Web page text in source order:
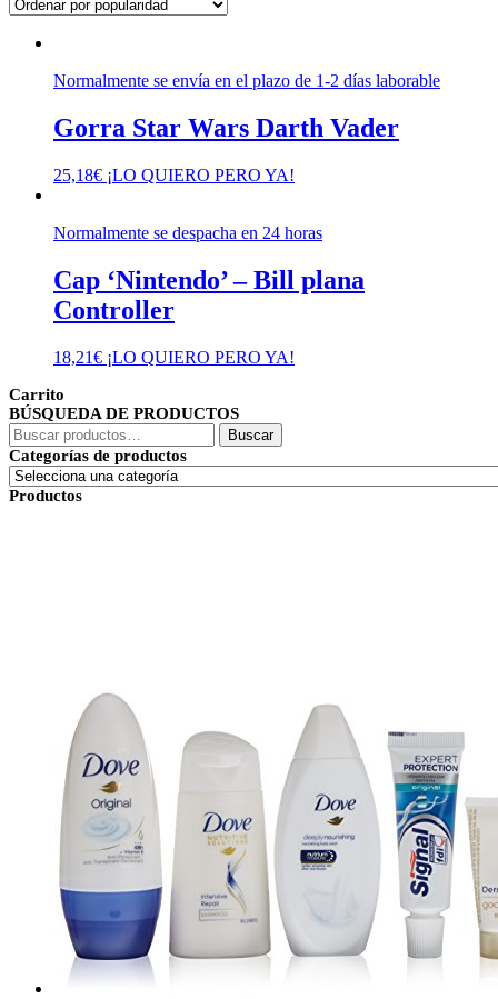
popularidad
Normalmente se envía en el plazo de 1-2 días laborable
Gorra Star Wars Darth Vader
25,18€ ¡LO QUIERO PERO YA!
Normalmente se despacha en 24 horas
Cap ‘Nintendo’ – Bill plana
Controller
18,21€ ¡LO QUIERO PERO YA!
Carrito
BÚSQUEDA DE PRODUCTOS
Buscar
por:
Buscar
Categorías de productos
Productos